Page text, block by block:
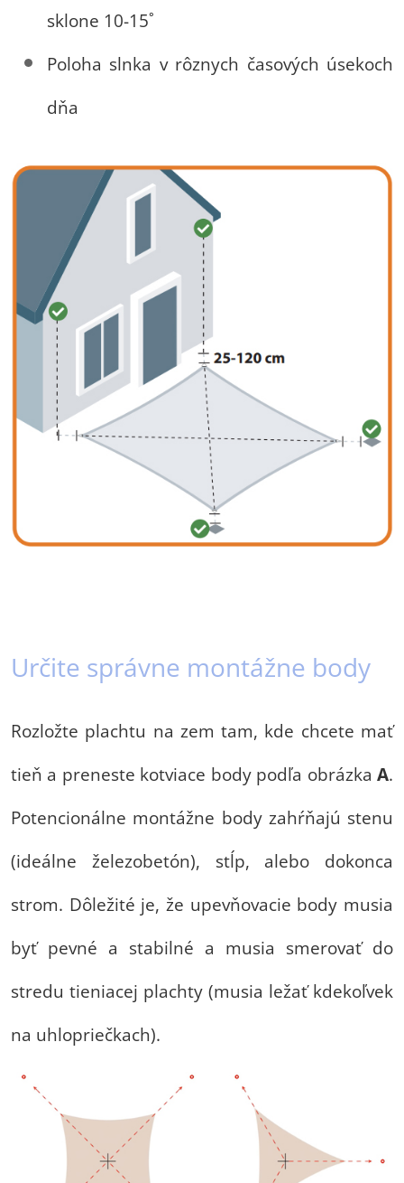
sklone 10-15˚
Poloha slnka v rôznych časových úsekoch
dňa
Určite správne montážne body
Rozložte plachtu na zem tam, kde chcete mať
tieň a preneste kotviace body podľa obrázka A.
Potencionálne montážne body zahŕňajú stenu
(ideálne železobetón), stĺp, alebo dokonca
strom. Dôležité je, že upevňovacie body musia
byť pevné a stabilné a musia smerovať do
stredu tieniacej plachty (musia ležať kdekoľvek
na uhlopriečkach).